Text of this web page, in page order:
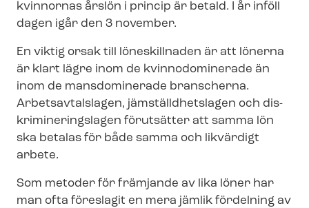
kvinnornas årslön i princip är betald. I år inföll
dagen igår den 3 november.
En viktig orsak till löneskillnaden är att lönerna
är klart lägre inom de kvinnodominerade än
inom de mansdominerade branscherna.
Arbetsavtalslagen, jäm­ställd­hets­la­gen och dis­
kri­mi­ne­rings­la­gen förutsätter att samma lön
ska betalas för både samma och likvärdigt
arbete.
Som metoder för främjande av lika löner har
man ofta föreslagit en mera jämlik fördelning av